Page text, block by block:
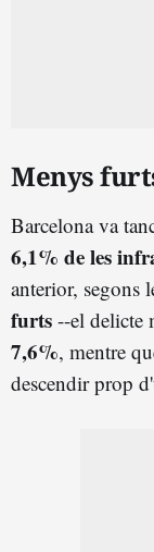
Menys
Barcelona va
6,1% de les
anterior, segons
furts --el delicte
7,6%, mentre
descendir prop